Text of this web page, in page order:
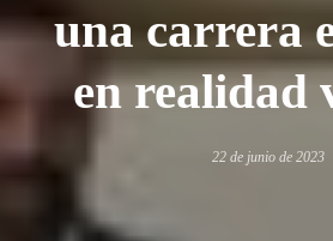
una carrera
en realidad
22 de junio de 2023